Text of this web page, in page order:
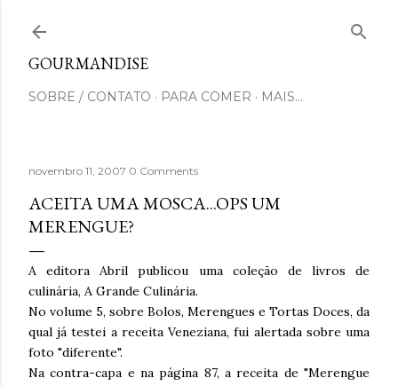
GOURMANDISE
SOBRE / CONTATO PARA COMER MAIS…
novembro 11, 2007 0 Comments
ACEITA UMA MOSCA...OPS UM
MERENGUE?
A editora Abril publicou uma coleção de livros de
culinária, A Grande Culinária.
No volume 5, sobre Bolos, Merengues e Tortas Doces, da
qual já testei a receita Veneziana, fui alertada sobre uma
foto "diferente".
Na contra-capa e na página 87, a receita de "Merengue